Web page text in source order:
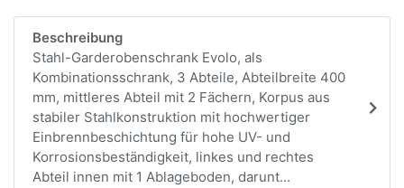
Beschreibung
Stahl-Garderobenschrank Evolo, als
Kombinationsschrank, 3 Abteile, Abteilbreite 400
mm, mittleres Abteil mit 2 Fächern, Korpus aus
stabiler Stahlkonstruktion mit hochwertiger
Einbrennbeschichtung für hohe UV- und
Korrosionsbeständigkeit, linkes und rechtes
Abteil innen mit 1 Ablageboden, darunt...